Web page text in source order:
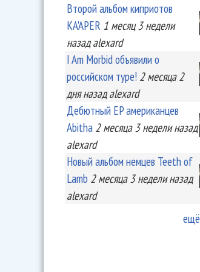
Второй альбом киприотов
KA'APER 1 месяц 3 недели
назад alexard
I Am Morbid объявили о
российском туре! 2 месяца 2
дняназад alexard
Дебютный EP американцев
Abitha 2 месяца 3 неделиназад
alexard
Новый альбом немцев Teeth of
Lamb 2 месяца 3 неделиназад
alexard
ещё